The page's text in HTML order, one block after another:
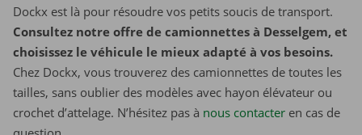
Dockx est là pour résoudre vos petits soucis de transport.
Consultez notre offre de camionnettes à Desselgem, et
choisissez le véhicule le mieux adapté à vos besoins.
Chez Dockx, vous trouverez des camionnettes de toutes les
tailles, sans oublier des modèles avec hayon élévateur ou
crochet d’attelage. N’hésitez pas à nous contacter ​​​​​​​ en cas de